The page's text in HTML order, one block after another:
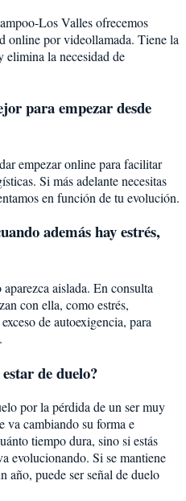
Los Valles ofrecemos
online por videollamada. Tiene la
elimina la necesidad de
para empezar desde
empezar online para facilitar
Si más adelante necesitas
en función de tu evolución.
además hay estrés,
aislada. En consulta
con ella, como estrés,
de autoexigencia, para
de duelo?
por la pérdida de un ser muy
va cambiando su forma e
tiempo dura, sino si estás
evolucionando. Si se mantiene
año, puede ser señal de duelo